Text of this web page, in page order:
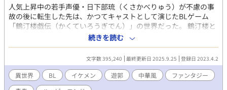
人気上昇中の若手声優・日下部琉（くさかべりゅう）が不慮の事
故の後に転生した先は、かつてキャストとして演じたBLゲーム
「鶴汀楼戯伝（かくていろうぎでん）」の世界だった。 鶴汀楼と
は男ばかりの妓楼。そこでは彼は、「男妓」として成り上がるス
ーパーBL主人公の「中の人」だった。 ――中の人ではあっても、
本人になるなんて聞いてない！ 辺境を守る将軍・程真波（ていし
んは）に救われ、鶴汀楼に着いた琉。先輩の声を持つ美男子ばか
りの妓楼で、琉の異世界妓楼生活が始まる！ １話：雪柳（せつり
ゅう）という男妓名を与えられ、まずは修業（という名の雑用）
続きを読む
文字数 395,240 最終更新日 2025.9.25 登録日 2023.4.2
異世界 BL イケメン 遊郭 中華風
ファンタジー